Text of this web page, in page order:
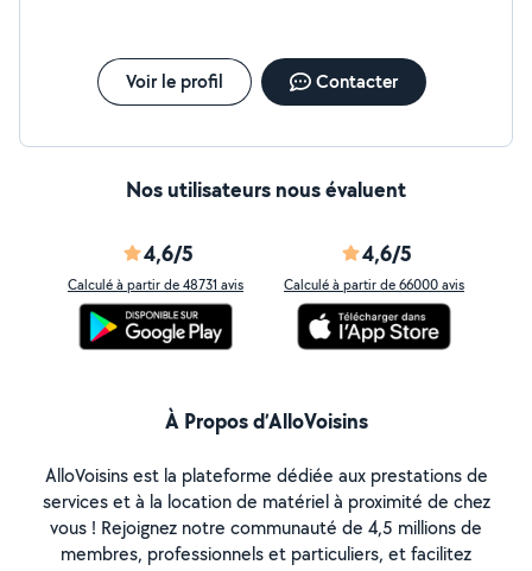
Voir le profil Contacter
Nos utilisateurs nous évaluent
4,6/5
Calculé à partir de 48731 avis
4,6/5
Calculé à partir de 66000 avis
À Propos d’AlloVoisins
AlloVoisins est la plateforme dédiée aux prestations de
services et à la location de matériel à proximité de chez
vous ! Rejoignez notre communauté de 4,5 millions de
membres, professionnels et particuliers, et facilitez